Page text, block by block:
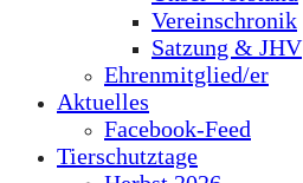
Vereinschronik
Satzung & JHV
Ehrenmitglied/er
Aktuelles
Facebook-Feed
Tierschutztage